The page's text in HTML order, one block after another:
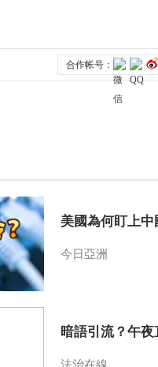
美國為何盯上中
今日亞洲
暗語引流？午